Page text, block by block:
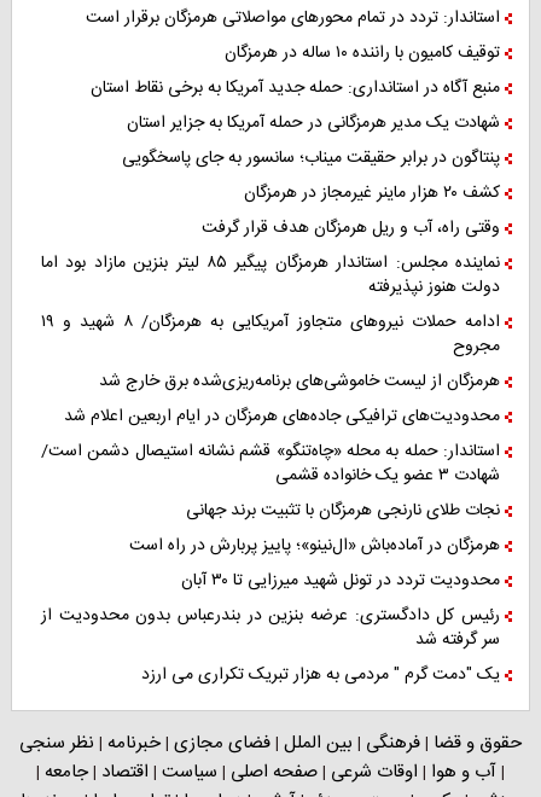
استاندار: تردد در تمام محورهای مواصلاتی هرمزگان برقرار است
توقیف کامیون با راننده ۱۰ ساله در هرمزگان
منبع آگاه در استانداری: حمله جدید آمریکا به برخی نقاط استان
شهادت یک مدیر هرمزگانی در حمله آمریکا به جزایر استان
پنتاگون در برابر حقیقت میناب؛ سانسور به جای پاسخگویی
کشف ۲۰ هزار ماینر غیرمجاز در هرمزگان
وقتی راه، آب و ریل هرمزگان هدف قرار گرفت
نماینده مجلس: استاندار هرمزگان پیگیر ۸۵ لیتر بنزین مازاد بود اما
دولت هنوز نپذیرفته
ادامه حملات نیروهای متجاوز آمریکایی به هرمزگان/ ۸ شهید و ۱۹
مجروح
هرمزگان از لیست خاموشی‌های برنامه‌ریزی‌شده برق خارج شد
محدودیت‌های ترافیکی جاده‌های هرمزگان در ایام اربعین اعلام شد
استاندار: حمله به محله «چاه‌تنگو» قشم نشانه استیصال دشمن است/
شهادت ۳ عضو یک خانواده قشمی
نجات طلای نارنجی هرمزگان با تثبیت برند جهانی
هرمزگان در آماده‌باش «ال‌نینو»؛ پاییز پربارش در راه است
محدودیت تردد در تونل شهید میرزایی تا ۳۰ آبان
رئیس کل دادگستری: عرضه بنزین در بندرعباس بدون محدودیت از
سر گرفته شد
یک "دمت گرم " مردمی به هزار تبریک تکراری می ارزد
حقوق و قضا |فرهنگی | بین الملل |فضای مجازی |خبرنامه | نظر سنجی
|آب و هوا | اوقات شرعی |صفحه اصلی | سیاست | اقتصاد |جامعه |